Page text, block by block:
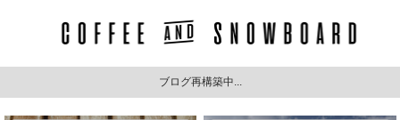
ブログ再構築中...